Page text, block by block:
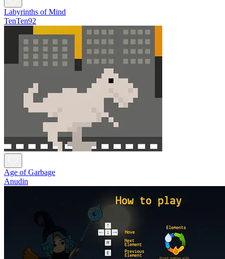
Labyrinths of Mind
TenTen92
Age of Garbage
Anudin